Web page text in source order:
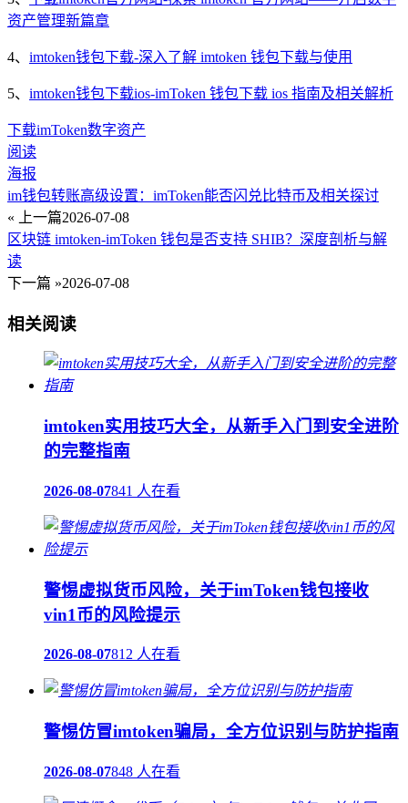
资产管理新篇章
4、 imtoken钱包下载-深入了解 imtoken 钱包下载与使用
5、 imtoken钱包下载ios-imToken 钱包下载 ios 指南及相关解析
下载imToken数字资产
阅读
海报
im钱包转账高级设置：imToken能否闪兑比特币及相关探讨
« 上一篇2026-07-08
区块链 imtoken-imToken 钱包是否支持 SHIB？深度剖析与解
读
下一篇 »2026-07-08
相关阅读
imtoken实用技巧大全，从新手入门到安全进阶
的完整指南
2026-08-07841 人在看
警惕虚拟货币风险，关于imToken钱包接收
vin1币的风险提示
2026-08-07812 人在看
警惕仿冒imtoken骗局，全方位识别与防护指南
2026-08-07848 人在看